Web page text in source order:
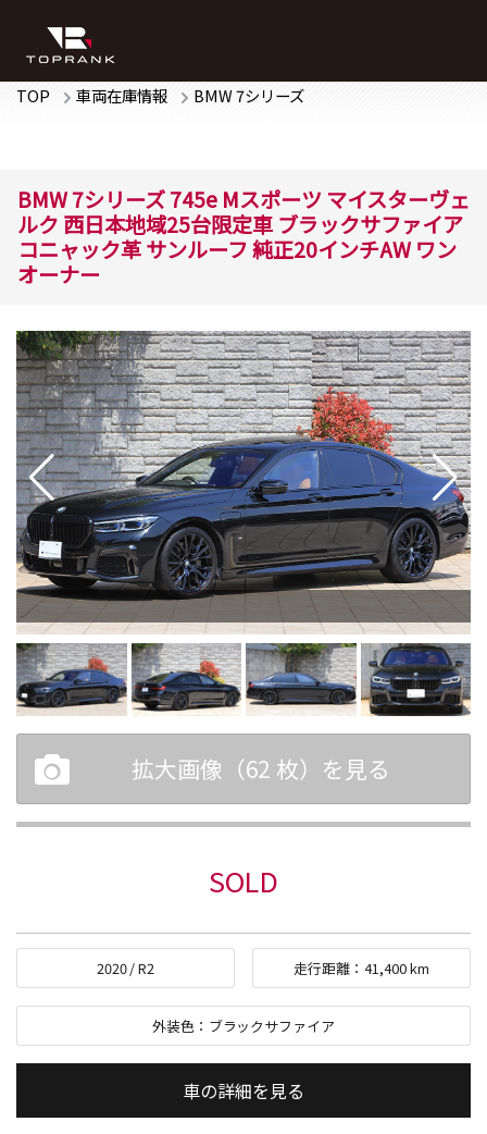
TOP 車両在庫情報 BMW7シリーズ
BMW7シリーズ745e Mスポーツ マイスターヴェ
ルク 西日本地域25台限定車 ブラックサファイア
コニャック革 サンルーフ 純正20インチAW ワン
オーナー
拡大画像（62 枚）を見る
SOLD
2020/R2 走行距離：41,400km
外装色： ブラックサファイア
車の詳細を見る